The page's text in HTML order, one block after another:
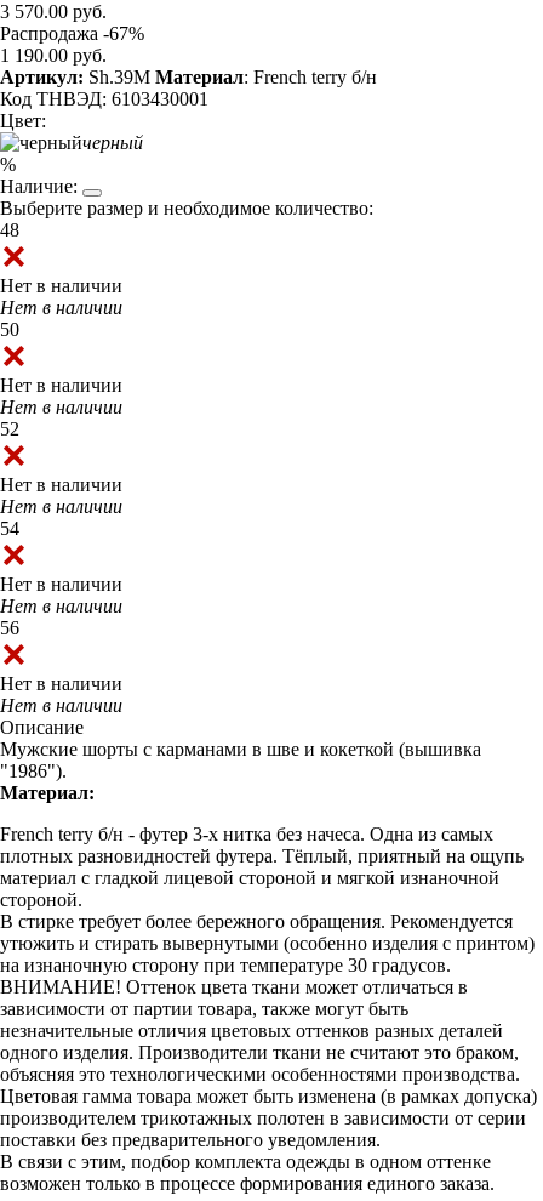
3 570.00 руб.
Распродажа -67%
1 190.00 руб.
Артикул: Sh.39M Материал: French terry б/н
Код ТНВЭД: 6103430001
Цвет:
черный
%
Наличие:
Выберите размер и необходимое количество:
48
Нет в наличии
Нет в наличии
50
Нет в наличии
Нет в наличии
52
Нет в наличии
Нет в наличии
54
Нет в наличии
Нет в наличии
56
Нет в наличии
Нет в наличии
Описание
Мужские шорты с карманами в шве и кокеткой (вышивка
"1986").
Материал:
French terry б/н - футер 3-х нитка без начеса. Одна из самых
плотных разновидностей футера. Тёплый, приятный на ощупь
материал с гладкой лицевой стороной и мягкой изнаночной
стороной.
В стирке требует более бережного обращения. Рекомендуется
утюжить и стирать вывернутыми (особенно изделия с принтом)
на изнаночную сторону при температуре 30 градусов.
ВНИМАНИЕ! Оттенок цвета ткани может отличаться в
зависимости от партии товара, также могут быть
незначительные отличия цветовых оттенков разных деталей
одного изделия. Производители ткани не считают это браком,
объясняя это технологическими особенностями производства.
Цветовая гамма товара может быть изменена (в рамках допуска)
производителем трикотажных полотен в зависимости от серии
поставки без предварительного уведомления.
В связи с этим, подбор комплекта одежды в одном оттенке
возможен только в процессе формирования единого заказа.